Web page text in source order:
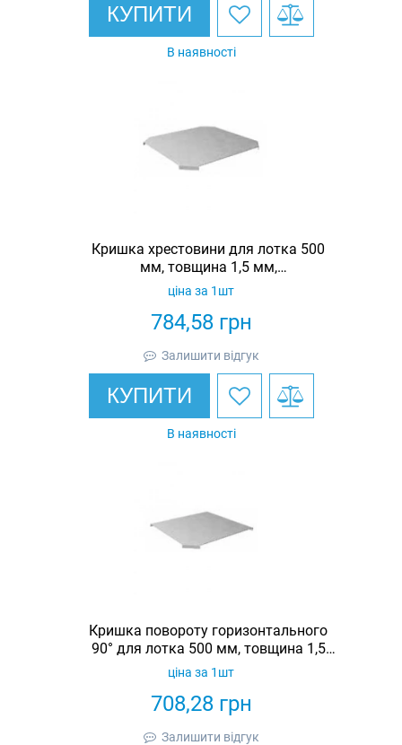
КУПИТИ
В наявності
Кришка хрестовини для лотка 500
мм, товщина 1,5 мм,
гарячеоцинкована, Eurotray
784,58грн
ціна за 1шт
Залишити відгук
КУПИТИ
В наявності
Кришка повороту горизонтального
90° для лотка 500 мм, товщина 1,5
мм, гарячеоцинкована, Eurotray
708,28грн
ціна за 1шт
Залишити відгук